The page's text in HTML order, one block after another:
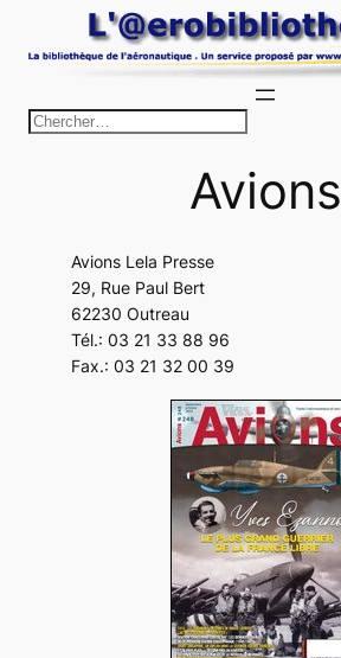
au
c
h
r
Avions
Avions Lela Presse
29, Rue Paul Bert
62230 Outreau
Tél.: 03 21 33 88 96
Fax.: 03 21 32 00 39